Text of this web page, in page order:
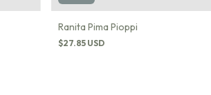
Ranita Pima Pioppi
$27.85 USD